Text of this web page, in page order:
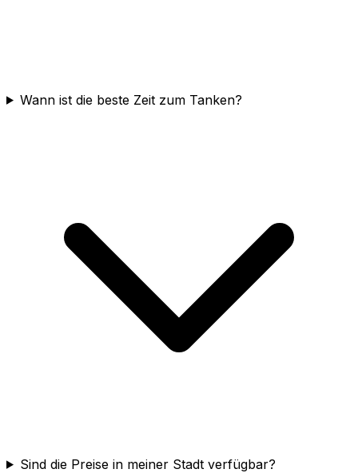
Wann ist die beste Zeit zum Tanken?
Sind die Preise in meiner Stadt verfügbar?